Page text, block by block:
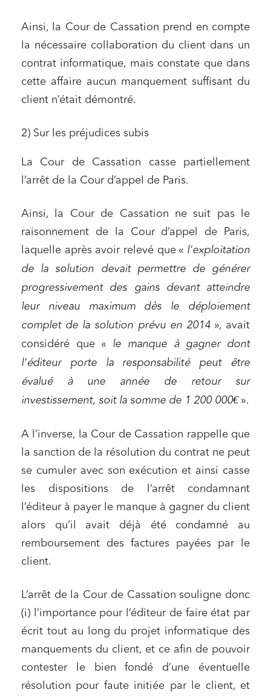
Ainsi, la Cour de Cassation prend en compte
la nécessaire collaboration du client dans un
contrat informatique, mais constate que dans
cette affaire aucun manquement suffisant du
client n’était démontré.
2) Sur les préjudices subis
La Cour de Cassation casse partiellement
l’arrêt de la Cour d’appel de Paris.
Ainsi, la Cour de Cassation ne suit pas le
raisonnement de la Cour d’appel de Paris,
laquelle après avoir relevé que « l'exploitation
de la solution devait permettre de générer
progressivement des gains devant atteindre
leur niveau maximum dès le déploiement
complet de la solution prévu en 2014», avait
considéré que « le manque à gagner dont
l’éditeur porte la responsabilité peut être
évalué à une année de retour sur
investissement, soit la somme de 1 200 000€».
A l’inverse, la Cour de Cassation rappelle que
la sanction de la résolution du contrat ne peut
se cumuler avec son exécution et ainsi casse
les dispositions de l’arrêt condamnant
l’éditeur à payer le manque à gagner du client
alors qu’il avait déjà été condamné au
remboursement des factures payées par le
client.
L’arrêt de la Cour de Cassation souligne donc
(i) l’importance pour l’éditeur de faire état par
écrit tout au long du projet informatique des
manquements du client, et ce afin de pouvoir
contester le bien fondé d’une éventuelle
résolution pour faute initiée par le client, et
Associations et acteurs de l’économie sociale et
Media et édition
Immobilier et habitat
Entreprises du numérique
Établissements financiers
Mobilité et transport
Droit du numérique, données et conformité
Relations sociales et droit du travail
Services publics et collectivités
Commande publique